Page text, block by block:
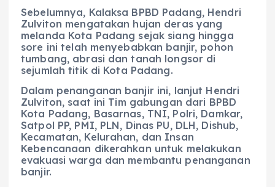
Sebelumnya, Kalaksa BPBD Padang, Hendri
Zulviton mengatakan hujan deras yang
melanda Kota Padang sejak siang hingga
sore ini telah menyebabkan banjir, pohon
tumbang, abrasi dan tanah longsor di
sejumlah titik di Kota Padang.
Dalam penanganan banjir ini, lanjut Hendri
Zulviton, saat ini Tim gabungan dari BPBD
Kota Padang, Basarnas, TNI, Polri, Damkar,
Satpol PP, PMI, PLN, Dinas PU, DLH, Dishub,
Kecamatan, Kelurahan, dan Insan
Kebencanaan dikerahkan untuk melakukan
evakuasi warga dan membantu penanganan
banjir.